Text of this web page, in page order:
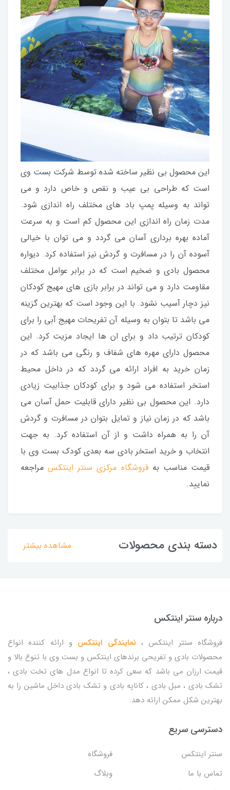
این محصول بی نظیر ساخته شده توسط شرکت بست وی
است که طراحی بی عیب و نقص و خاص دارد و می
تواند به وسیله پمپ باد های مختلف راه اندازی شود.
مدت زمان راه اندازی این محصول کم است و به سرعت
آماده بهره برداری آسان می گردد و می توان با خیالی
آسوده آن را در مسافرت و گردش نیز استفاده کرد. دیواره
محصول بادی و ضخیم است که در برابر عوامل مختلف
مقاومت دارد و می تواند در برابر بازی های مهیج کودکان
نیز دچار آسیب نشود. با این وجود است که بهترین گزینه
می باشد تا بتوان به وسیله آن تفریحات مهیج آبی را برای
کودکان ترتیب داد و برای ان ها ایجاد مزیت کرد. این
محصول دارای مهره های شفاف و رنگی می باشد که در
زمان خرید به افراد ارائه می گردد که در داخل محیط
استخر استفاده می شود و برای کودکان جذابیت زیادی
دارد. این محصول بی نظیر دارای قابلیت حمل آسان می
باشد که در زمان نیاز و تمایل بتوان در مسافرت و گردش
آن را به همراه داشت و از آن استفاده کرد. به جهت
انتخاب و خرید استخر بادی سه بعدی کودک بست وی با
قیمت مناسب بهفروشگاه مرکزی سنتر اینتکسمراجعه
نمایید.
دسته بندی محصولات مشاهده بیشتر
درباره سنتر اینتکس
فروشگاه سنتر اینتکس ،نمایندگی اینتکس و ارائه کننده انواع
محصولات بادی و تفریحی برندهای اینتکس و بست وی با تنوع بالا و
قیمت ارزان می باشد که سعی کرده تا انواع مدل های تخت بادی ،
تشک بادی ، مبل بادی ، کاناپه بادی و تشک بادی داخل ماشین را به
بهترین شکل ممکن ارائه دهد.
دسترسی سریع
سنتر اینتکس
فروشگاه
تماس با ما
وبلاگ